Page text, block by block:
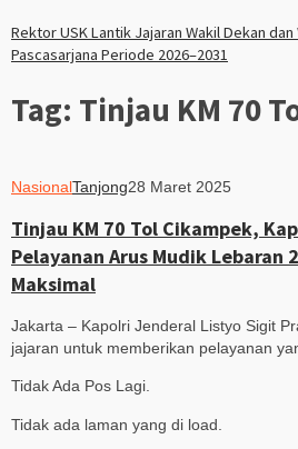
Rektor USK Lantik Jajaran Wakil Dekan
Pascasarjana Periode 2026–2031
Tag: Tinjau KM 70
NasionalTanjong28 Maret 2025
Tinjau KM 70 Tol Cikampek,
Pelayanan Arus Mudik Lebaran
Maksimal
Jakarta – Kapolri Jenderal Listyo Sigit
jajaran untuk memberikan pelayanan
Tidak Ada Pos Lagi.
Tidak ada laman yang di load.